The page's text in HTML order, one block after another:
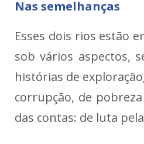
Nas semelhanças
Esses dois rios estão
sob vários aspectos,
histórias de
corrupção, de
das contas: de luta